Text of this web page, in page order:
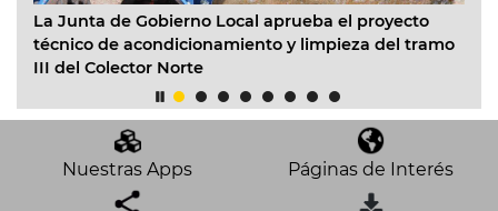
La Junta de Gobierno Local aprueba el proyecto
técnico de acondicionamiento y limpieza del tramo
III del Colector Norte
Nuestras Apps Páginas de Interés